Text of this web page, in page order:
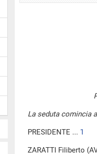
La seduta comincia
PRESIDENTE ... 1
ZARATTI Filiberto